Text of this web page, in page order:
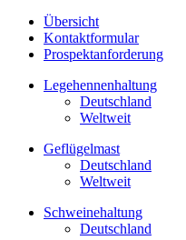
Übersicht
Kontaktformular
Prospektanforderung
Legehennenhaltung
Deutschland
Weltweit
Geflügelmast
Deutschland
Weltweit
Schweinehaltung
Deutschland